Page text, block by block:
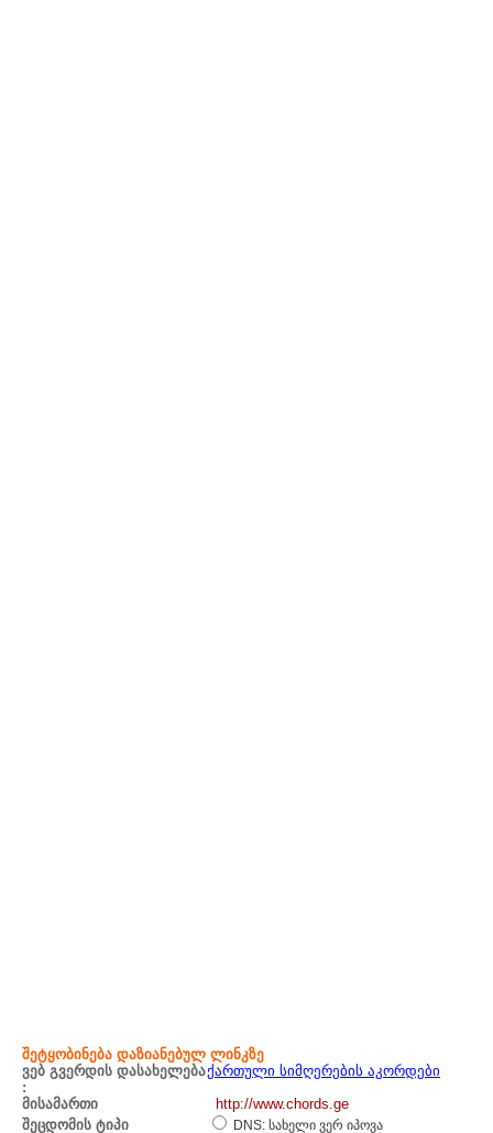
შეტყობინება დაზიანებულ ლინკზე
ვებ გვერდის დასახელება
:
ქართული სიმღერების აკორდები
მისამართი
http://www.chords.ge
შეცდომის ტიპი
DNS: სახელი ვერ იპოვა